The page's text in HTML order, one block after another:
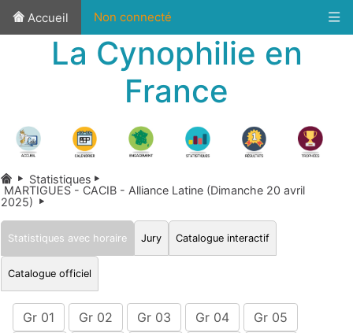
Accueil Non connecté
La Cynophilie en
France
Statistiques
MARTIGUES - CACIB - Alliance Latine (Dimanche 20 avril
2025)
Statistiques avec horaire Jury Catalogue interactif
Catalogue officiel
Gr 01 Gr 02 Gr 03 Gr 04
Gr 05